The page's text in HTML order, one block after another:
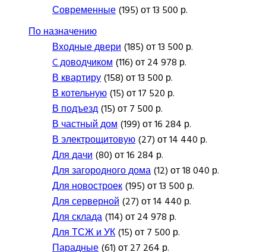
Современные(195) от 13 500 р.
По назначению
Входные двери(185) от 13 500 р.
C доводчиком(116) от 24 978 р.
В квартиру(158) от 13 500 р.
В котельную(15) от 17 520 р.
В подъезд(15) от 7 500 р.
В частный дом(199) от 16 284 р.
В электрощитовую(27) от 14 440 р.
Для дачи(80) от 16 284 р.
Для загородного дома(12) от 18 040 р.
Для новостроек(195) от 13 500 р.
Для серверной(27) от 14 440 р.
Для склада(114) от 24 978 р.
Для ТСЖ и УК(15) от 7 500 р.
Парадные(61) от 27 264 р.